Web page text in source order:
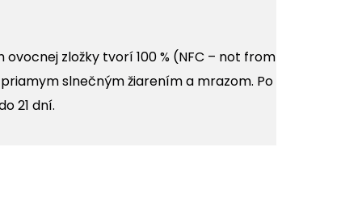
zložky tvorí 100 % (NFC – not from
slnečným žiarením a mrazom. Po
21 dní.